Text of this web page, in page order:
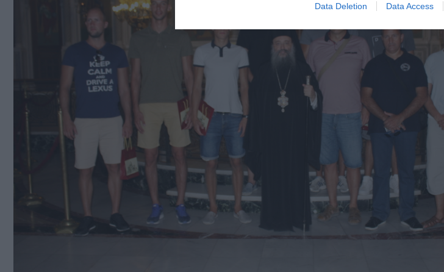
Data Deletion Data Access